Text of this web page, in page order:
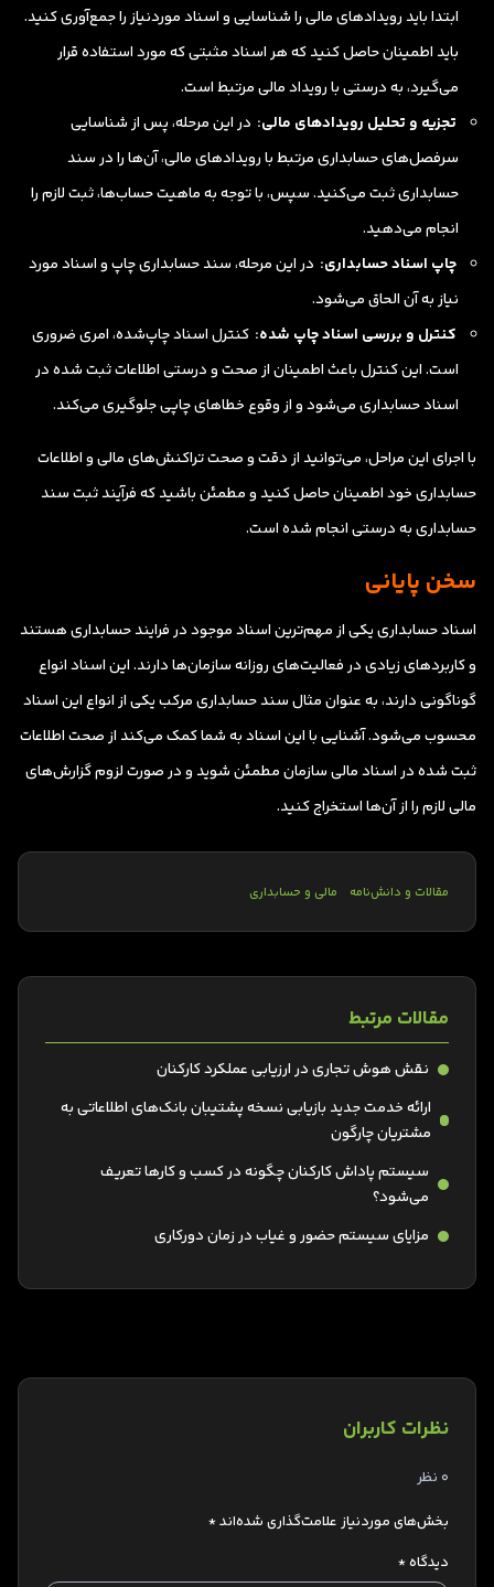
ابتدا باید رویدادهای مالی را شناسایی و اسناد موردنیاز را جمع‌آوری کنید.
باید اطمینان حاصل کنید که هر اسناد مثبتی که مورد استفاده قرار
می‌گیرد، به درستی با رویداد مالی مرتبط است.
تجزیه و تحلیل رویدادهای مالی: در این مرحله، پس از شناسایی
سرفصل‌های حسابداری مرتبط با رویدادهای مالی، آن‌ها را در سند
حسابداری ثبت می‌کنید. سپس، با توجه به ماهیت حساب‌ها، ثبت لازم را
انجام می‌دهید.
چاپ اسناد حسابداری: در این مرحله، سند حسابداری چاپ و اسناد مورد
نیاز به آن الحاق می‌شود.
کنترل و بررسی اسناد چاپ شده: کنترل اسناد چاپ‌شده، امری ضروری
است. این کنترل باعث اطمینان از صحت و درستی اطلاعات ثبت شده در
اسناد حسابداری می‌شود و از وقوع خطاهای چاپی جلوگیری می‌کند.
با اجرای این مراحل، می‌توانید از دقت و صحت تراکنش‌های مالی و اطلاعات
حسابداری خود اطمینان حاصل کنید و مطمئن باشید که فرآیند ثبت سند
حسابداری به درستی انجام شده است.
سخن پایانی
اسناد حسابداری یکی از مهم‌ترین اسناد موجود در فرایند حسابداری هستند
و کاربردهای زیادی در فعالیت‌های روزانه سازمان‌ها دارند. این اسناد انواع
گوناگونی دارند، به عنوان مثال سند حسابداری مرکب یکی از انواع این اسناد
محسوب می‌شود. آشنایی با این اسناد به شما کمک می‌کند از صحت اطلاعات
ثبت شده در اسناد مالی سازمان مطمئن شوید و در صورت لزوم گزارش‌های
مالی لازم را از آن‌ها استخراج کنید.
مقالات و دانش‌نامه مالی و حسابداری
مقالات مرتبط
نقش هوش تجاری در ارزیابی عملکرد کارکنان
ارائه خدمت جدید بازیابی نسخه پشتیبان بانک‌های اطلاعاتی به
مشتریان چارگون
سیستم پاداش کارکنان چگونه در کسب و کارها تعریف
می‌شود؟
مزایای سیستم حضور و غیاب در زمان دورکاری
نظرات کاربران
0 نظر
بخش‌های موردنیاز علامت‌گذاری شده‌اند*
دیدگاه*